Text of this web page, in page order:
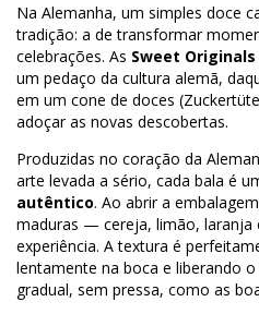
Na Alemanha, um simples doce
tradição: a de transformar
celebrações. As Sweet Originals
um pedaço da cultura alemã,
em um cone de doces
adoçar as novas descobertas.
Produzidas no coração da
arte levada a sério, cada bala é
autêntico. Ao abrir a
maduras — cereja, limão,
experiência. A textura é
lentamente na boca e liberando
gradual, sem pressa, como as